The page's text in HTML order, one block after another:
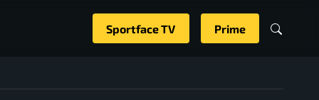
Sportface TV Prime